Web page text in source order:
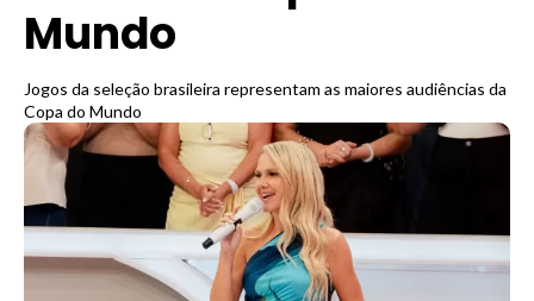
Mundo
Jogos da seleção brasileira representam as maiores audiências da
Copa do Mundo